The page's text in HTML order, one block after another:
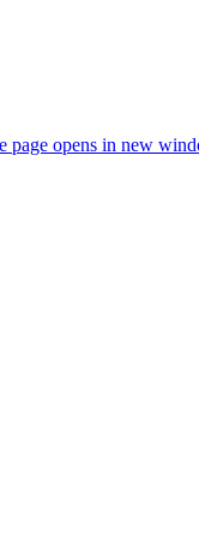
page opens in new